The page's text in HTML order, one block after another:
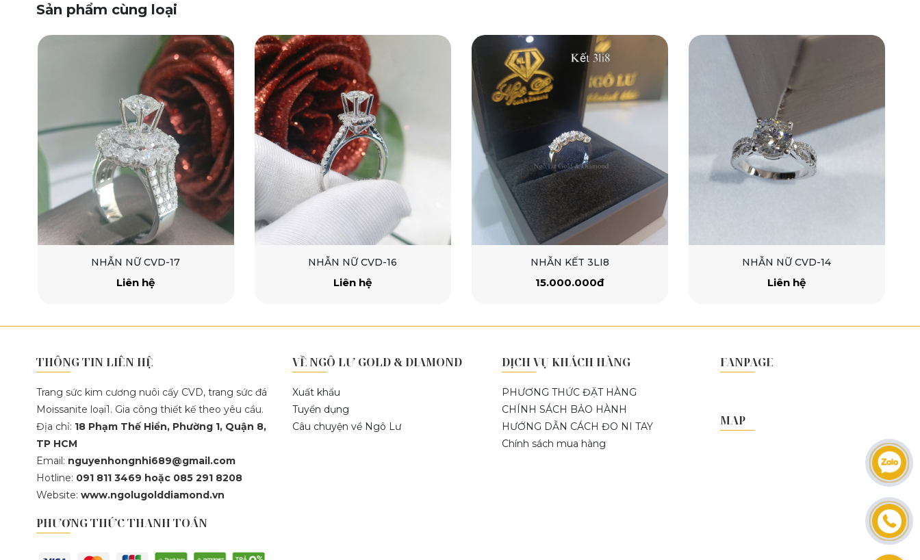
Sản phẩm cùng loại
NHẪN NỮ CVD-16
Liên hệ
NHẪN KẾT 3LI8
15.000.000đ
NHẪN NỮ CVD-14
Liên hệ
NHẪN NỮ CVD-13
30.000.000đ
THÔNG TIN LIÊN HỆ
Trang sức kim cương nuôi cấy CVD, trang sức đá
Moissanite loại1. Gia công thiết kế theo yêu cầu.
Địa chỉ: 18 Phạm Thế Hiển, Phường 1, Quận 8,
TP HCM
Email: nguyenhongnhi689@gmail.com
Hotline: 091 811 3469 hoặc 085 291 8208
Website: www.ngolugolddiamond.vn
PHƯƠNG THỨC THANH TOÁN
VỀ NGÔ LƯ GOLD & DIAMOND
Xuất khẩu
Tuyển dụng
Câu chuyện về Ngô Lư
DỊCH VỤ KHÁCH HÀNG
PHƯƠNG THỨC ĐẶT HÀNG
CHÍNH SÁCH BẢO HÀNH
HƯỚNG DẪN CÁCH ĐO NI TAY
Chính sách mua hàng
FANPAGE
MAP